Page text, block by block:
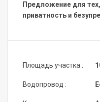
Предложение для
приватность и
Площадь участка :
Водопровод :